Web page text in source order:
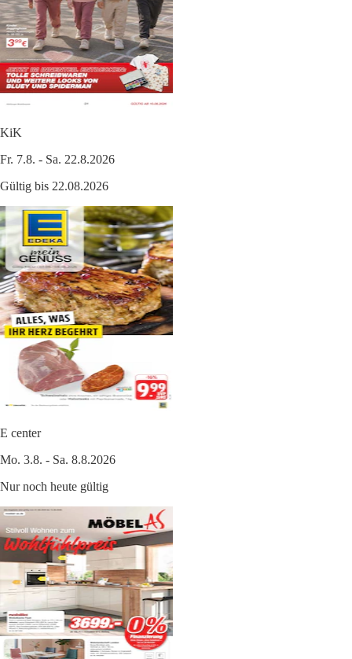
KiK
Fr. 7.8. - Sa. 22.8.2026
Gültig bis 22.08.2026
E center
Mo. 3.8. - Sa. 8.8.2026
Nur noch heute gültig